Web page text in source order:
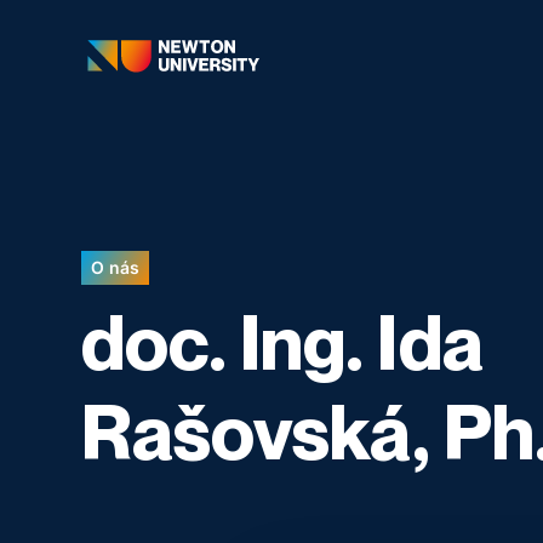
O nás
doc. Ing. Ida
Rašovská,